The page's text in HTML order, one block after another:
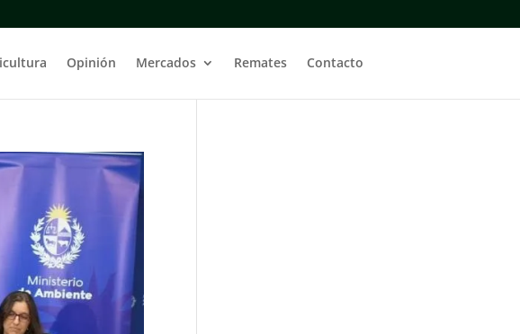
Opinión Mercados Remates Contacto